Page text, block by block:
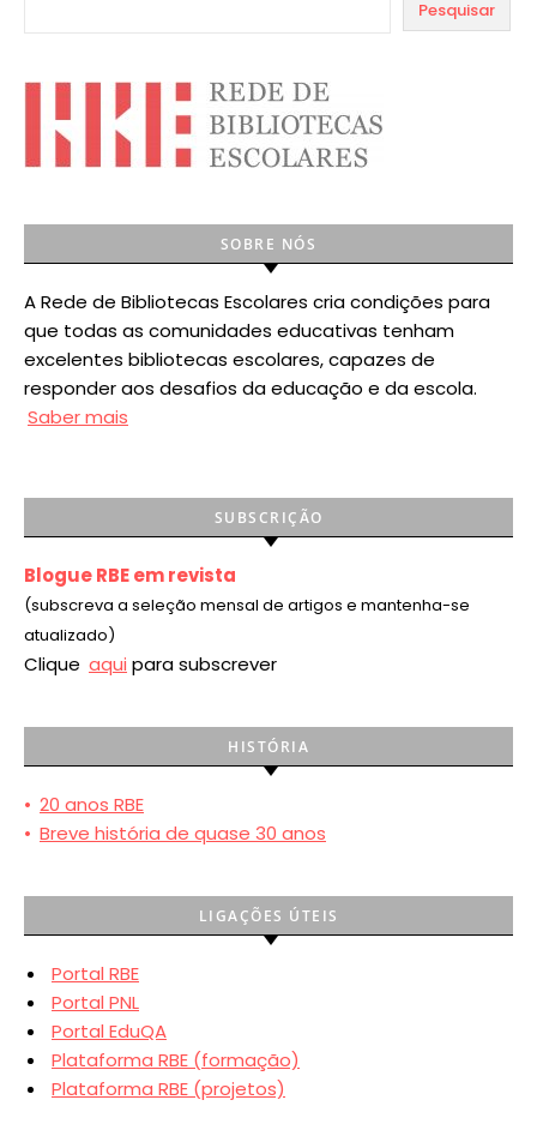
Pesquisar
SOBRE NÓS
A Rede de Bibliotecas Escolares cria condições para
que todas as comunidades educativas tenham
excelentes bibliotecas escolares, capazes de
responder aos desafios da educação e da escola.
Saber mais
SUBSCRIÇÃO
Blogue RBE em revista
(subscreva a seleção mensal de artigos e mantenha-se
atualizado)
Clique aqui para subscrever
HISTÓRIA
• 20 anos RBE
• Breve história de quase 30 anos
LIGAÇÕES ÚTEIS
Portal RBE
Portal PNL
Portal EduQA
Plataforma RBE (formação)
Plataforma RBE (projetos)